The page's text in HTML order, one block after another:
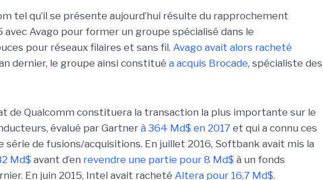
tel qu’il se présente aujourd’hui résulte du rapprochement
Avago pour former un groupe spécialisé dans le
pour réseaux filaires et sans fil.Avago avait alors racheté
dernier, le groupe ainsi constitué a acquis Brocade, spécialiste des
de Qualcomm constituera la transaction la plus importante sur le
évalué par Gartner à 364 Md$ en 2017 et qui a connu ces
série de fusions/acquisitions. En juillet 2016, Softbank avait mis la
Md$ avant d’en revendre une partie pour 8 Md$ à un fonds
En juin 2015, Intel avait racheté Altera pour 16,7 Md$.